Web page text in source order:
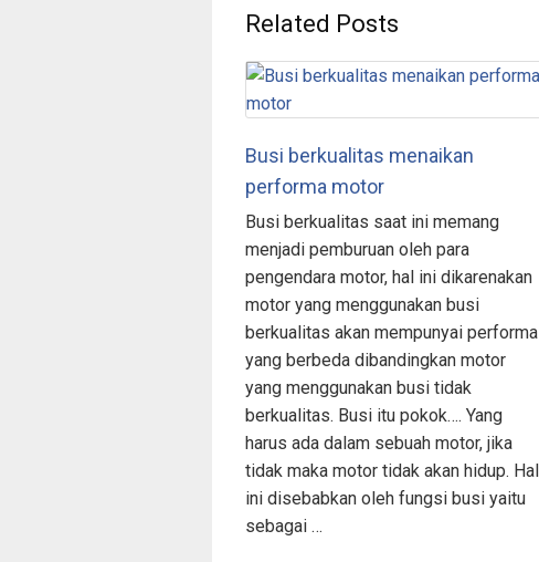
Related Posts
Busi berkualitas menaikan
performa motor
Busi berkualitas saat ini memang
menjadi pemburuan oleh para
pengendara motor, hal ini dikarenakan
motor yang menggunakan busi
berkualitas akan mempunyai performa
yang berbeda dibandingkan motor
yang menggunakan busi tidak
berkualitas. Busi itu pokok…. Yang
harus ada dalam sebuah motor, jika
tidak maka motor tidak akan hidup. Hal
ini disebabkan oleh fungsi busi yaitu
sebagai …